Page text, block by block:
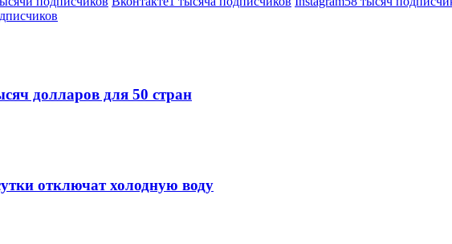
долларов для 50 стран
отключат холодную воду